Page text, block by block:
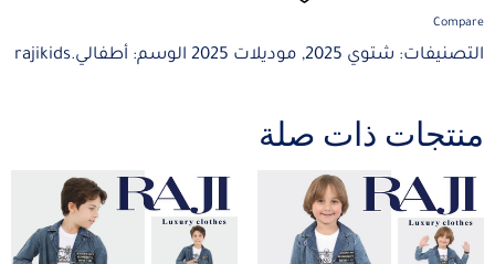
Compare
التصنيفات: شتوي 2025 , موديلات 2025 الوسم: أطفالي.rajikids
منتجات ذات صلة